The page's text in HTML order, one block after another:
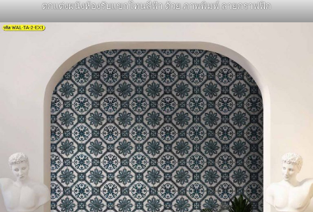
ตกแต่งผนังห้องรับแขกโทนสีฟ้า ด้วย ภาพพิมพ์ ลายกราฟฟิก